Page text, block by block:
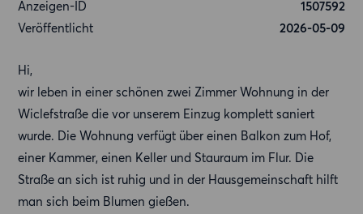
Anzeigen-ID
1507592
Veröffentlicht
2026-05-09
Hi,
wir leben in einer schönen zwei Zimmer Wohnung in der
Wiclefstraße die vor unserem Einzug komplett saniert
wurde. Die Wohnung verfügt über einen Balkon zum Hof,
einer Kammer, einen Keller und Stauraum im Flur. Die
Straße an sich ist ruhig und in der Hausgemeinschaft hilft
man sich beim Blumen gießen.